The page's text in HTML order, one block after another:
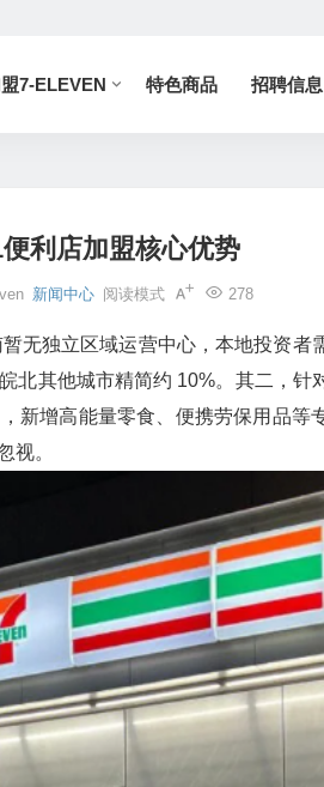
7-ELEVEN 特色商品 招聘信息
利店加盟核心优势
新闻中心 278
阅读模式
无独立区域运营中心，本地投资者
北其他城市精简约 10%。其二，针
新增高能量零食、便携劳保用品等
视。